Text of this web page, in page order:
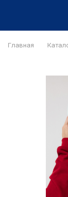
Главная